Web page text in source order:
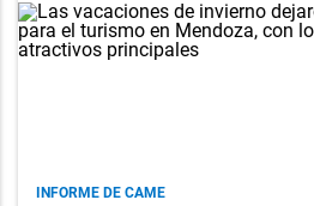
INFORME DE CAME